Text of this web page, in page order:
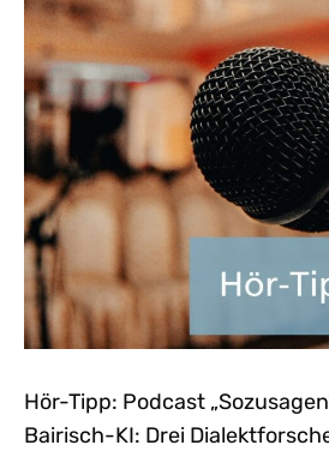
Hör-Tipp: Podcast
Bairisch-KI: Drei